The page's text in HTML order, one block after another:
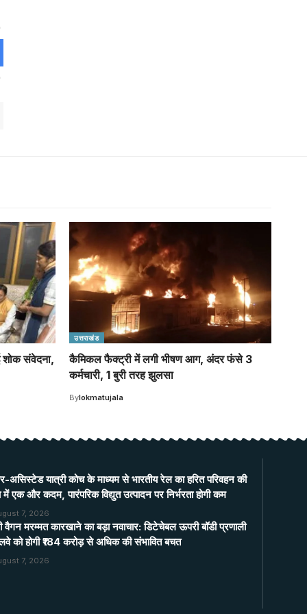
शोक संवेदना,
उत्तराखंड
कैमिकल फैक्ट्री में लगी भीषण आग, अंदर फंसे 3
कर्मचारी, 1 बुरी तरह झुलसा
Bylokmatujala
असिस्टेड यात्री कोच के माध्यम से भारतीय रेल का हरित परिवहन की
में एक और कदम, पारंपरिक विद्युत उत्पादन पर निर्भरता होगी कम
7, 2026
वैगन मरम्मत कारखाने का बड़ा नवाचार: डिटेचेबल ऊपरी बॉडी प्रणाली
को होगी ₹184 करोड़ से अधिक की संभावित बचत
7, 2026